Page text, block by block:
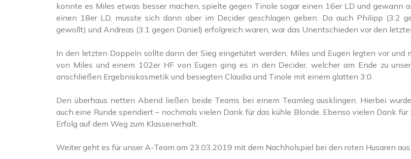
konnte es Miles etwas besser machen, spielte gegen Tinole sogar einen 16er LD und gewann
einen 18er LD, musste sich dann aber im Decider geschlagen geben. Da auch Philipp (3:2
gewollt) und Andreas (3:1 gegen Daniel) erfolgreich waren, war das Unentschieden vor den
In den letzten Doppeln sollte dann der Sieg eingetütet werden. Miles und Eugen legten vor
von Miles und einem 102er HF von Eugen ging es in den Decider, welcher am Ende zu
anschließen Ergebniskosmetik und besiegten Claudia und Tinole mit einem glatten 3:0.
Den überhaus netten Abend ließen beide Teams bei einem Teamleg ausklingen. Hierbei
auch eine Runde spendiert – nochmals vielen Dank für das kühle Blonde. Ebenso vielen Dank
Erfolg auf dem Weg zum Klassenerhalt.
Weiter geht es für unser A-Team am 23.03.2019 mit dem Nachholspiel bei den roten Husaren